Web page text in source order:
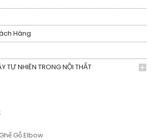
Hàng
TỰ NHIÊN TRONG NỘI THẤT
Gỗ Elbow